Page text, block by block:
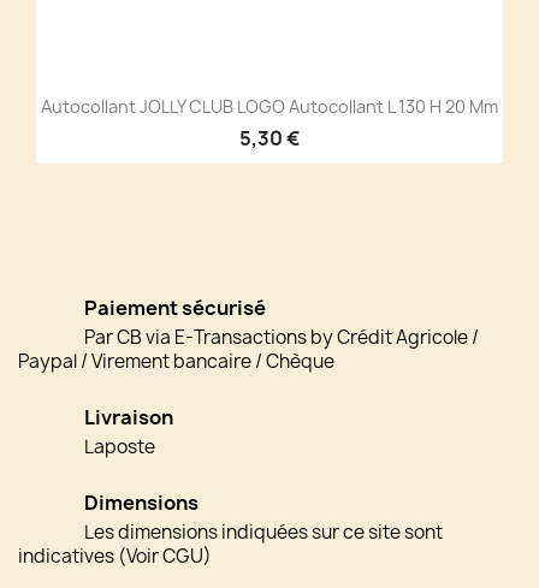
Autocollant JOLLY CLUB LOGO Autocollant L 130 H 20 Mm
5,30 €
Paiement sécurisé
Par CB via E-Transactions by Crédit Agricole /
Paypal / Virement bancaire / Chèque
Livraison
Laposte
Dimensions
Les dimensions indiquées sur ce site sont
indicatives (Voir CGU)